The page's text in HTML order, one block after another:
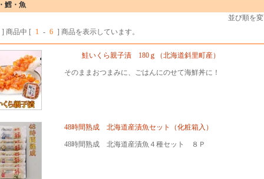
鱈・魚
並び順を
] 商品中 [ 1 - 6 ] 商品を表示しています。
鮭いくら親子漬 180ｇ（北海道斜里町産）
そのままおつまみに、ごはんにのせて海鮮丼に！
48時間熟成 北海道産漬魚セット（化粧箱入）
48時間熟成 北海道産漬魚４種セット ８Ｐ